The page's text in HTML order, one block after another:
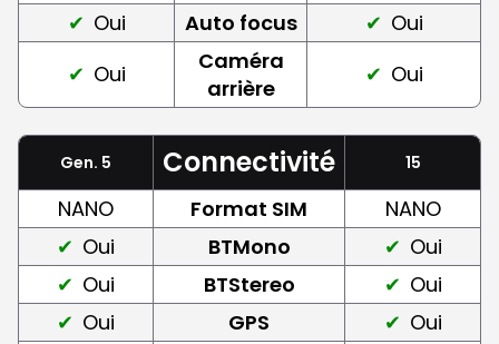
Oui
Auto focus
Oui
Oui
Caméra
arrière
Oui
Gen. 5 Connectivité 15
NANO Format SIM
NANO
Oui
BTMono
Oui
Oui
BTStereo
Oui
Oui
GPS
Oui